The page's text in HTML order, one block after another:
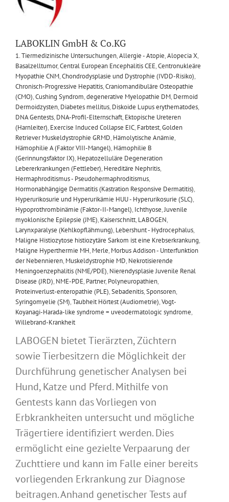
LABOKLIN GmbH & Co.KG
1. Tiermedizinische Untersuchungen,Allergie - Atopie,Alopecia X,
Basalzelltumor,Central European Encephalitis CEE,Centronukleäre
Myopathie CNM,Chondrodysplasie und Dystrophie (IVDD-Risiko),
Chronisch-Progressive Hepatitis,Craniomandibuläre Osteopathie
(CMO),Cushing Syndrom,degenerative Myelopathie DM, Dermoid
Dermoidzysten, Diabetes mellitus, Diskoide Lupus erythematodes,
DNA Gentests, DNA-Profil-Elternschaft, Ektopische Ureteren
(Harnleiter), Exercise Induced Collapse EIC, Farbtest,Golden
Retriever Muskeldystrophie GRMD, Hämolytische Anämie,
Hämophilie A (Faktor VIII-Mangel), Hämophilie B
(Gerinnungsfaktor IX), Hepatozelluläre Degeneration
Lebererkrankungen (Fettleber), Hereditäre Nephritis,
Hermaphroditismus - Pseudohermaphroditismus,
Hormonabhängige Dermatitis (Kastration Responsive Dermatitis),
Hyperurikosurie und Hyperurikämie HUU - Hyperurikosurie (SLC),
Hypoprothrombinämie (Faktor-II-Mangel), Ichthyose,Juvenile
myoklonische Epilepsie (JME), Kaiserschnitt, LABOGEN,
Larynxparalyse (Kehlkopflähmung), Lebershunt - Hydrocephalus,
Maligne Histiozytose histiozytäre Sarkom ist eine Krebserkrankung,
Maligne Hyperthermie MH, Merle, Morbus Addison - Unterfunktion
der Nebennieren, Muskeldystrophie MD, Nekrotisierende
Meningoenzephalitis (NME/PDE), Nierendysplasie Juvenile Renal
Disease (JRD), NME-PDE, Partner, Polyneuropathien,
Proteinverlust-enteropathie (PLE),Sebadenitis,Sponsoren,
Syringomyelie (SM),Taubheit Hörtest (Audiometrie),Vogt-
Koyanagi-Harada-like syndrome = uveodermatologic syndrome,
Willebrand-Krankheit
LABOGEN bietet Tierärzten, Züchtern
sowie Tierbesitzern die Möglichkeit der
Durchführung genetischer Analysen bei
Hund, Katze und Pferd. Mithilfe von
Gentests kann das Vorliegen von
Erbkrankheiten untersucht und mögliche
Trägertiere identifiziert werden. Dies
ermöglicht eine gezielte Verpaarung der
Zuchttiere und kann im Falle einer bereits
vorliegenden Erkrankung zur Diagnose
beitragen. Anhand genetischer Tests auf